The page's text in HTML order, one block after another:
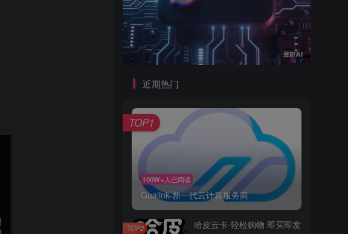
近期热门
100W+人已阅读
Gualink-新一代云计算服务商
TOP1
哈皮云卡-轻松购物 即买即发
TOP2